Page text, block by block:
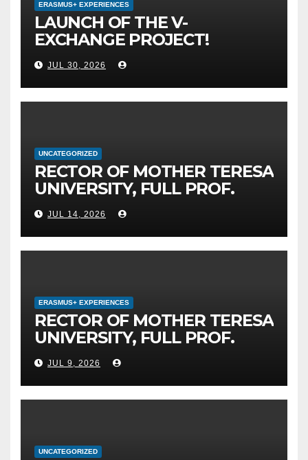
ERASMUS+ EXPERIENCES
LAUNCH OF THE V-
EXCHANGE PROJECT!
MOTHER TERESA
UNIVERSITY IN SKOPJE
LEADS THE INTERNATIONAL
INITIATIVE FOR DIGITAL
CITIZENSHIP
JUL 30, 2026
UNCATEGORIZED
RECTOR OF MOTHER TERESA
UNIVERSITY, FULL PROF.
BEKIM FETAJI, PH.D.,
HOSTED AN OFFICIAL
MEETING WITH THE
GENERAL DIRECTOR OF JSC
JUL 14, 2026
ERASMUS+ EXPERIENCES
RECTOR OF MOTHER TERESA
UNIVERSITY, FULL PROF.
BEKIM FETAJI, PH.D., HOLDS
WORKING MEETING WITH
ASSOC. PROF. ALI ERDUMAN,
PH.D., DIRECTOR AT SUBÜ,
JUL 9, 2026
UNCATEGORIZED